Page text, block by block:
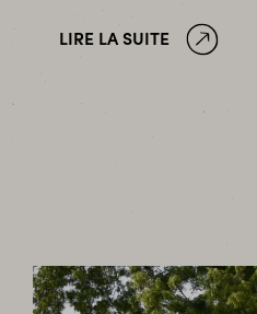
LIRE LA SUITE